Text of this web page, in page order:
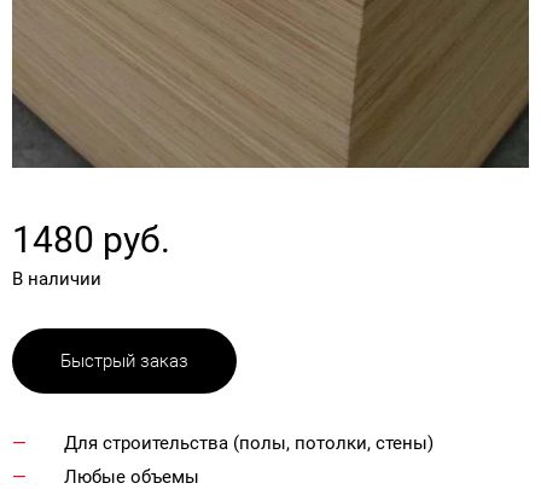
1480 руб.
В наличии
Быстрый заказ
Для строительства (полы, потолки, стены)
Любые объемы